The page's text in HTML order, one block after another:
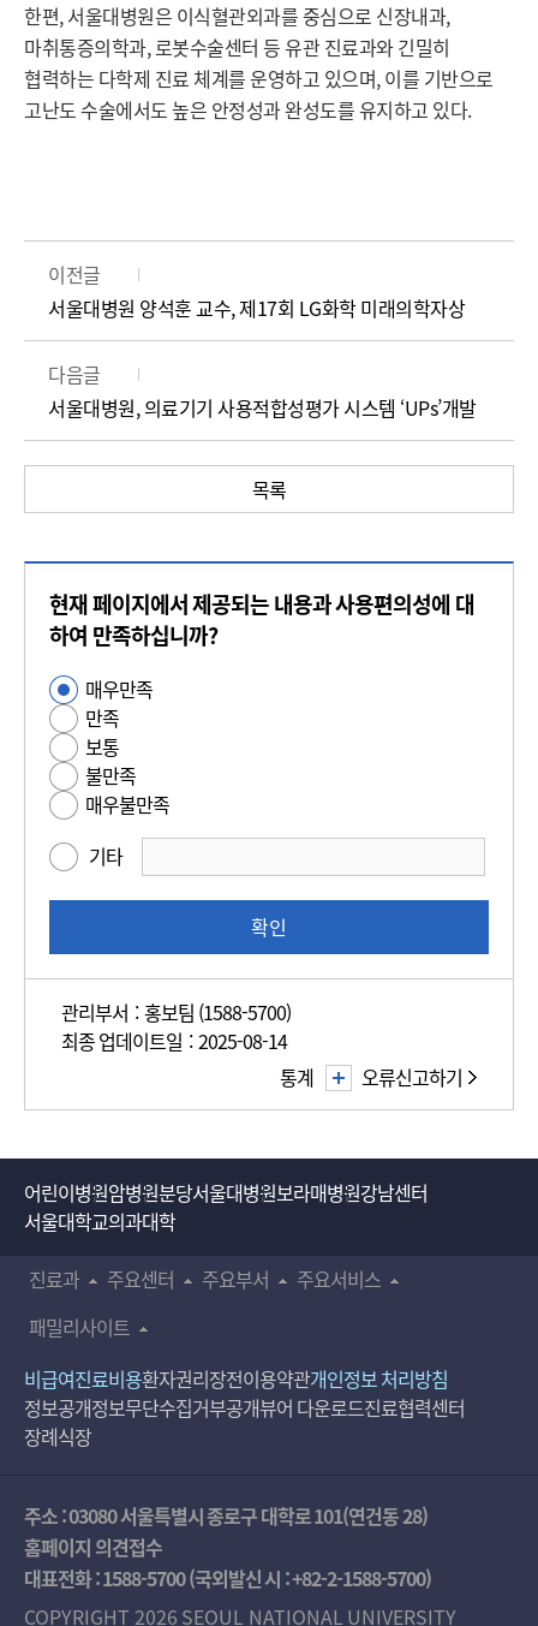
한편, 서울대병원은 이식혈관외과를 중심으로 신장내과,
마취통증의학과, 로봇수술센터 등 유관 진료과와 긴밀히
협력하는 다학제 진료 체계를 운영하고 있으며, 이를 기반으로
고난도 수술에서도 높은 안정성과 완성도를 유지하고 있다.
이전글
서울대병원 양석훈 교수, 제17회 LG화학 미래의학자상
다음글
서울대병원, 의료기기 사용적합성평가 시스템 ‘UPs’개발
목록
현재 페이지에서 제공되는 내용과 사용편의성에 대
하여 만족하십니까?
사
용
편
의
성
족
사
매우만족
만족
보통
불만족
매우불만족
기타
확인
관리부서 : 홍보팀 (1588-5700)
최종 업데이트일 : 2025-08-14
오류신고하기
통계
어린이병원암병원분당서울대병원보라매병원강남센터
서울대학교의과대학
진료과
주요센터 주요부서
주요서비스
패밀리사이트
비급여진료비용환자권리장전이용약관개인정보 처리방침
정보공개정보무단수집거부공개뷰어 다운로드진료협력센터
장례식장
주소 : 03080 서울특별시 종로구 대학로 101(연건동 28)
홈페이지 의견접수
대표전화 :1588-5700(국외발신 시 :+82-2-1588-5700)
COPYRIGHT 2026 SEOUL NATIONAL UNIVERSITY